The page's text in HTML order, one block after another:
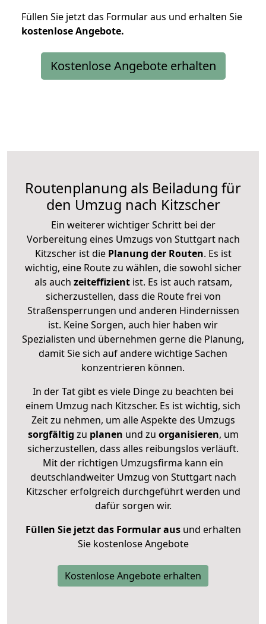
Füllen Sie jetzt das Formular aus und erhalten Sie
kostenloseAngebote.
Kostenlose Angebote erhalten
Routenplanung als Beiladung für
den Umzug nach Kitzscher
Ein weiterer wichtiger Schritt bei der
Vorbereitung eines Umzugs von Stuttgart nach
Kitzscher ist diePlanung der Routen. Es ist
wichtig, eine Route zu wählen, die sowohl sicher
als auch zeiteffizientist. Es ist auch ratsam,
sicherzustellen, dass die Route frei von
Straßensperrungen und anderen Hindernissen
ist. Keine Sorgen, auch hier haben wir
Spezialisten und übernehmen gerne die Planung,
damit Sie sich auf andere wichtige Sachen
konzentrieren können.
In der Tat gibt es viele Dinge zu beachten bei
einem Umzug nach Kitzscher. Es ist wichtig, sich
Zeit zu nehmen, um alle Aspekte des Umzugs
sorgfältig zu planen und zu organisieren, um
sicherzustellen, dass alles reibungslos verläuft.
Mit der richtigen Umzugsfirma kann ein
deutschlandweiter Umzug von Stuttgart nach
Kitzscher erfolgreich durchgeführt werden und
dafür sorgen wir.
Füllen Sie jetzt das Formular ausund erhalten
Sie kostenlose Angebote
Kostenlose Angebote erhalten